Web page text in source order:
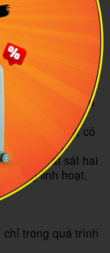
lưng trong suốt
của người sử
mang phong
dành cho bạn
chia hợp lý, có
va chạm.
kế ôm rất sát hai
cùng linh hoạt,
chỉ trong quá trình